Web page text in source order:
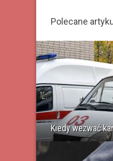
Polecane
Kiedy wezwać